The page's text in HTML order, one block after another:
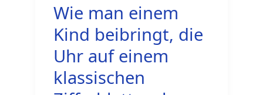
Wie man einem
Kind beibringt, die
Uhr auf einem
klassischen